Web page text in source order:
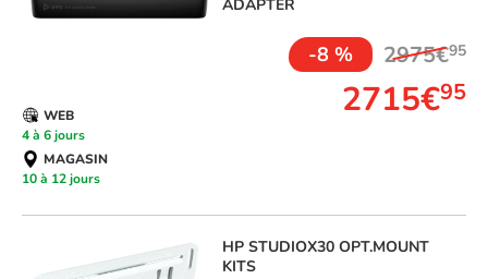
ADAPTER
-8 % 2975€95
2715€95
WEB
4 à 6 jours
MAGASIN
10 à 12 jours
HP STUDIOX30 OPT.MOUNT
KITS